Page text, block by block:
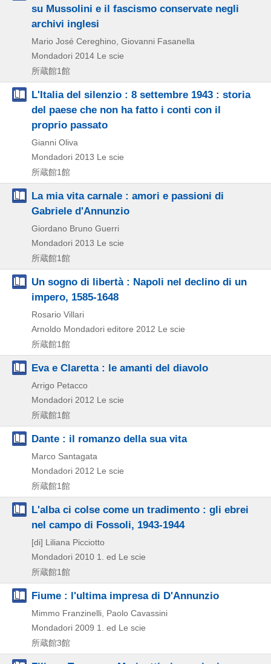
su Mussolini e il fascismo conservate negli
archivi inglesi
Mario José Cereghino, Giovanni Fasanella
Mondadori 2014 Le scie
所蔵館1館
L'Italia del silenzio : 8 settembre 1943 : storia
del paese che non ha fatto i conti con il
proprio passato
Gianni Oliva
Mondadori 2013 Le scie
所蔵館1館
La mia vita carnale : amori e passioni di
Gabriele d'Annunzio
Giordano Bruno Guerri
Mondadori 2013 Le scie
所蔵館1館
Un sogno di libertà : Napoli nel declino di un
impero, 1585-1648
Rosario Villari
Arnoldo Mondadori editore 2012 Le scie
所蔵館1館
Eva e Claretta : le amanti del diavolo
Arrigo Petacco
Mondadori 2012 Le scie
所蔵館1館
Dante : il romanzo della sua vita
Marco Santagata
Mondadori 2012 Le scie
所蔵館1館
L'alba ci colse come un tradimento : gli ebrei
nel campo di Fossoli, 1943-1944
[di] Liliana Picciotto
Mondadori 2010 1. ed Le scie
所蔵館1館
Fiume : l'ultima impresa di D'Annunzio
Mimmo Franzinelli, Paolo Cavassini
Mondadori 2009 1. ed Le scie
所蔵館3館